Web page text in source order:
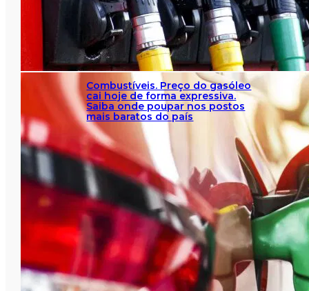
Combustíveis. Preço do gasóleo
cai hoje de forma expressiva.
Saiba onde poupar nos postos
mais baratos do país